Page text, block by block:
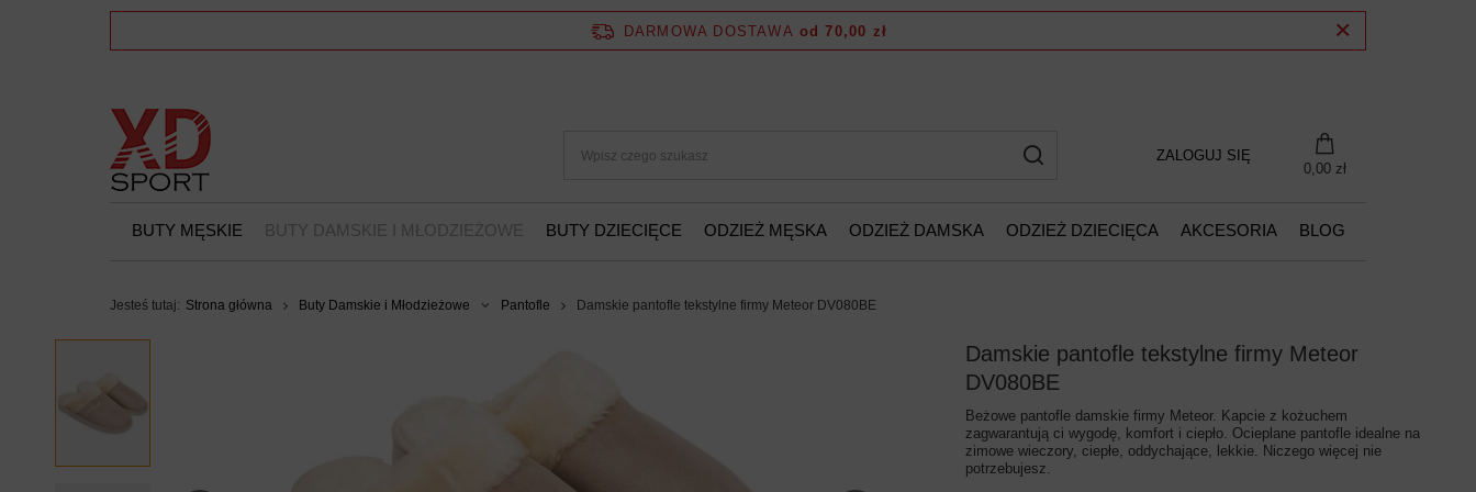
DARMOWA DOSTAWA od 70,00 zł
ZALOGUJ SIĘ
0,00 zł
BUTY MĘSKIE BUTY DAMSKIE I MŁODZIEŻOWE BUTY DZIECIĘCE ODZIEŻ MĘSKA ODZIEŻ DAMSKA ODZIEŻ DZIECIĘCA AKCESORIA BLOG
Jesteś tutaj: Strona główna Buty Damskie i Młodzieżowe Pantofle Damskie pantofle tekstylne firmy Meteor DV080BE
Damskie pantofle tekstylne firmy Meteor
DV080BE
Beżowe pantofle damskie firmy Meteor. Kapcie z kożuchem
zagwarantują ci wygodę, komfort i ciepło. Ocieplane pantofle idealne na
zimowe wieczory, ciepłe, oddychające, lekkie. Niczego więcej nie
potrzebujesz.